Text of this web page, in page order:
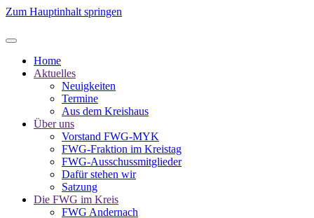
Zum Hauptinhalt springen
Home
Aktuelles
Neuigkeiten
Termine
Aus dem Kreishaus
Über uns
Vorstand FWG-MYK
FWG-Fraktion im Kreistag
FWG-Ausschussmitglieder
Dafür stehen wir
Satzung
Die FWG im Kreis
FWG Andernach